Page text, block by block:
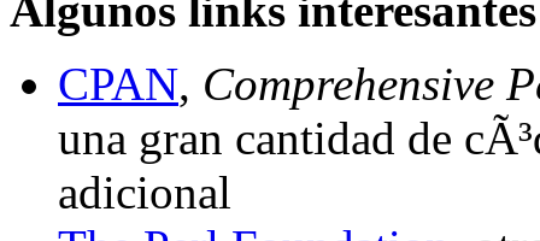
CPAN, Comprehensive
una gran cantidad de
adicional